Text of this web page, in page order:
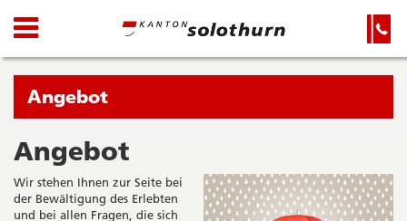
Kanton
Solothurn
Wichtige
Seiten
Startseite
Hauptnavigation
Inhalt
Sitemap
Suche
Navigation
und
Suche
Navigation
Sie
befinden
sich
gerade
in:
Angebot
Angebot
Wir stehen Ihnen zur Seite bei
der Bewältigung des Erlebten
und bei allen Fragen, die sich